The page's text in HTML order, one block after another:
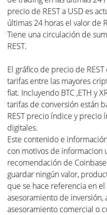
precio de REST a USD es
últimas 24 horas el valor de
Tiene una circulación de
REST.
El gráfico de precio de
tarifas entre las mayores
fiat. Incluyendo BTC ,ETH y
tarifas de conversión están
REST precio índice y precio
digitales.
Este contenido e
con motivos de informacion
recomendación de
guardar ningún valor,
que se hace referencia en
asesoramiento de inversión,
asesoramiento comercial o